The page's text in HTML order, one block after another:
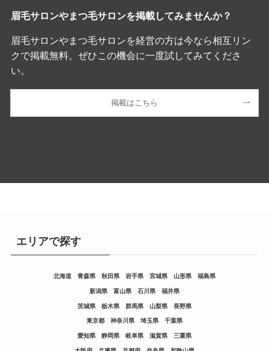
眉毛サロンやまつ毛サロンを掲載してみませんか？
眉毛サロンやまつ毛サロンを経営の方は今なら相互リン
クで掲載無料。ぜひこの機会に一度試してみてくださ
い。
掲載はこちら
エリアで探す
北海道 青森県 秋田県 岩手県 宮城県 山形県 福島県
新潟県 富山県 石川県 福井県
茨城県 栃木県 群馬県 山梨県 長野県
東京都 神奈川県 埼玉県 千葉県
愛知県 静岡県 岐阜県 滋賀県 三重県